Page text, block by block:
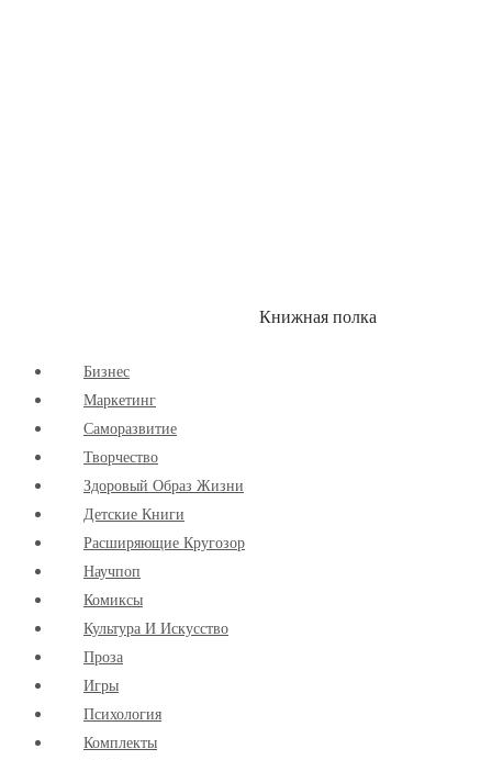
Книжная полка
Бизнес
Маркетинг
Cаморазвитие
Творчество
Здоровый Образ Жизни
Детские Книги
Расширяющие Кругозор
Научпоп
Комиксы
Культура И Искусство
Проза
Игры
Психология
Комплекты